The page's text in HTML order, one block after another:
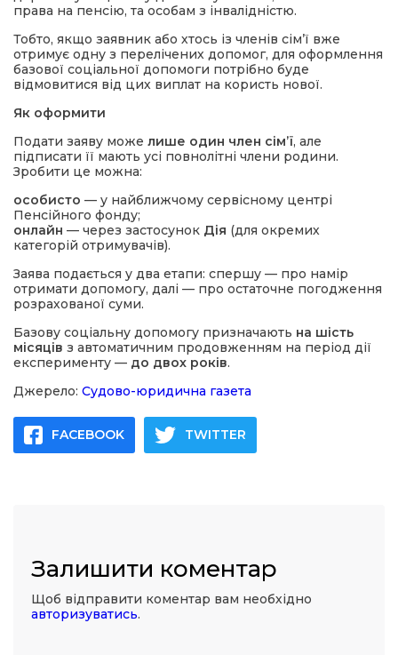
права на пенсію, та особам з інвалідністю.
Тобто, якщо заявник або хтось із членів сім’ї вже
отримує одну з перелічених допомог, для оформлення
базової соціальної допомоги потрібно буде
відмовитися від цих виплат на користь нової.
Як оформити
Подати заяву може лише один член сім’ї, але
підписати її мають усі повнолітні члени родини.
Зробити це можна:
особисто — у найближчому сервісному центрі
Пенсійного фонду;
онлайн — через застосунок Дія (для окремих
категорій отримувачів).
Заява подається у два етапи: спершу — про намір
отримати допомогу, далі — про остаточне погодження
розрахованої суми.
Базову соціальну допомогу призначають на шість
місяців з автоматичним продовженням на період дії
експерименту — до двох років.
Джерело: Судово-юридична газета
FACEBOOK TWITTER
Залишити коментар
Щоб відправити коментар вам необхідно
авторизуватись.